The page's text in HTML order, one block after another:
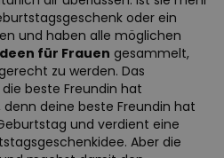
oder ein
und haben alle möglichen
für Frauen gesammelt,
zu werden. Das
beste Freundin hat
deine beste Freundin hat
und verdient eine
Aber die